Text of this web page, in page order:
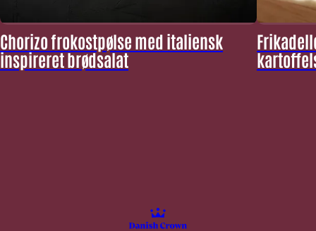
Chorizo frokostpølse med italiensk
inspireret brødsalat